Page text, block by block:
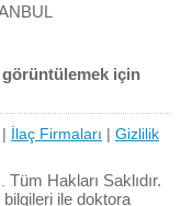
için
| İlaç Firmaları | Gizlilik
Tüm Hakları Saklıdır.
bilgileri ile doktora